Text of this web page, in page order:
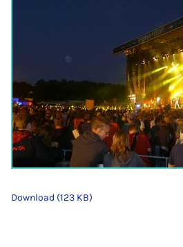
Download (123 KB)